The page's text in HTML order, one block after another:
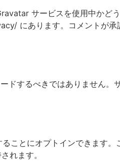
サービスを使用中かど
にあります。コメントが承
ドするべきではありません。
ことにオプトインできます。
れます。